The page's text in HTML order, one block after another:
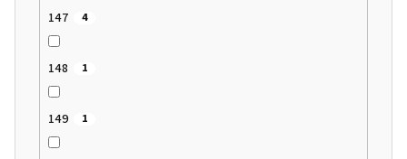
147 4
148 1
149 1